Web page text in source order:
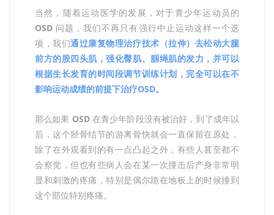
当然，随着运动医学的发展，对于青少年运动员的
OSD 问题，我们不再只有强行中止运动这样一个选
项，我们通过康复物理治疗技术（拉伸）去松动大腿
前方的股四头肌，强化臀肌、腘绳肌的发力，并可以
根据生长发育的时间段调节训练计划，完全可以在不
影响运动成绩的前提下治疗OSD。
那么如果 OSD在青少年阶段没有被治好，到了成年以
后，这个胫骨结节的游离骨快就会一直保留在原处，
除了在外观看到的有一点凸起之外，有些人甚至都不
会察觉，但也有些病人会在某一次撞击后产身非常明
显和刺激的疼痛，特别是偶尔跪在地板上的时候撞到
这个部位特别疼痛。